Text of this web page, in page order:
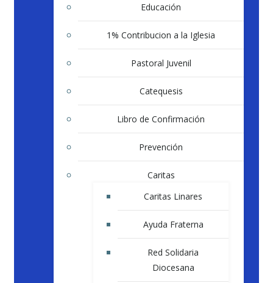
Educación
1% Contribucion a la Iglesia
Pastoral Juvenil
Catequesis
Libro de Confirmación
Prevención
Caritas
Caritas Linares
Ayuda Fraterna
Red Solidaria
Diocesana